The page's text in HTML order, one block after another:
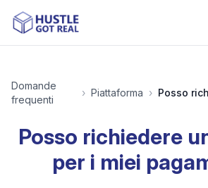
Domande
frequenti
› Piattaforma ›
Posso richiedere
per i miei